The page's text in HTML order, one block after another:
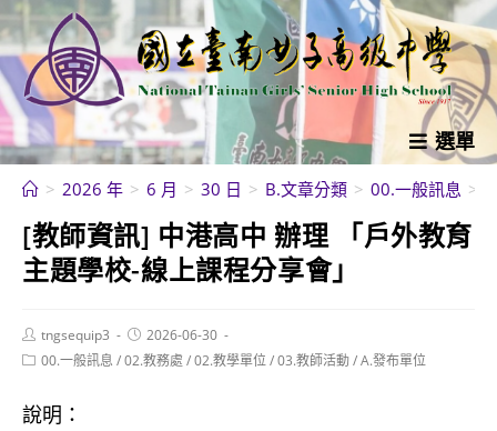
跳
轉
至
主
要
內
選單
> 2026 年 > 6 月 > 30 日 > B.文章分類 > 00.一般訊息 >
[教師資訊] 中港高中 辦理 「戶外教育
主題學校-線上課程分享會」
Post
author:
tngsequip3
Post
published:
2026-06-30
Post00.一般訊息 /02.教務處 /02.教學單位/03.教師活動/A.發布單位
說明：